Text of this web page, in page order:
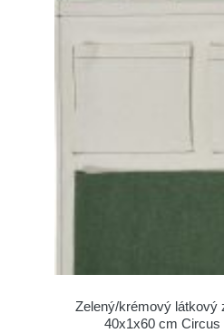
Zelený/krémový látkový
40x1x60 cm Circus